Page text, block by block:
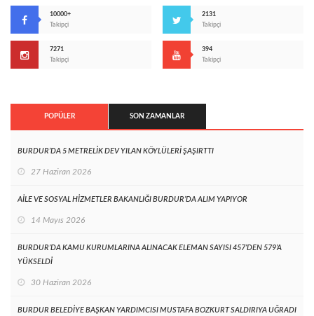
10000+
Takipçi
2131
Takipçi
7271
Takipçi
394
Takipçi
POPÜLER SON ZAMANLAR
BURDUR’DA 5 METRELİK DEV YILAN KÖYLÜLERİ ŞAŞIRTTI
27 Haziran 2026
AİLE VE SOSYAL HİZMETLER BAKANLIĞI BURDUR’DA ALIM YAPIYOR
14 Mayıs 2026
BURDUR’DA KAMU KURUMLARINA ALINACAK ELEMAN SAYISI 457’DEN 579’A
YÜKSELDİ
30 Haziran 2026
BURDUR BELEDİYE BAŞKAN YARDIMCISI MUSTAFA BOZKURT SALDIRIYA UĞRADI